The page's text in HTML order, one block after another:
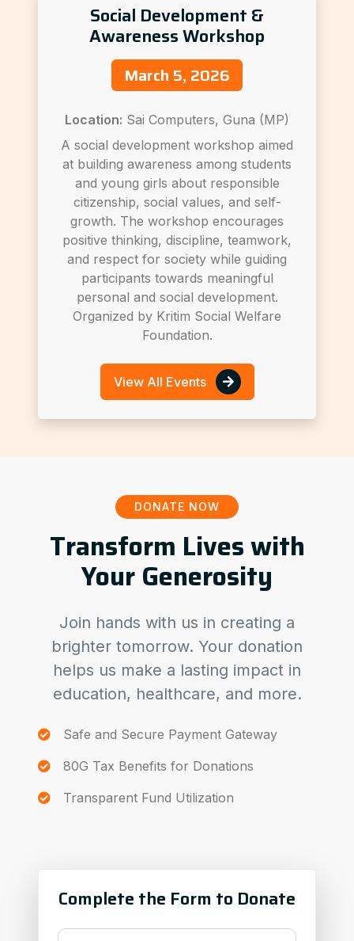
Social Development &
Awareness Workshop
March 5, 2026
Location: Sai Computers, Guna (MP)
A social development workshop aimed
at building awareness among students
and young girls about responsible
citizenship, social values, and self-
growth. The workshop encourages
positive thinking, discipline, teamwork,
and respect for society while guiding
participants towards meaningful
personal and social development.
Organized by Kritim Social Welfare
Foundation.
View All Events
DONATE NOW
Transform Lives with
Your Generosity
Join hands with us in creating a
brighter tomorrow. Your donation
helps us make a lasting impact in
education, healthcare, and more.
Safe and Secure Payment Gateway
80G Tax Benefits for Donations
Transparent Fund Utilization
Complete the Form to Donate